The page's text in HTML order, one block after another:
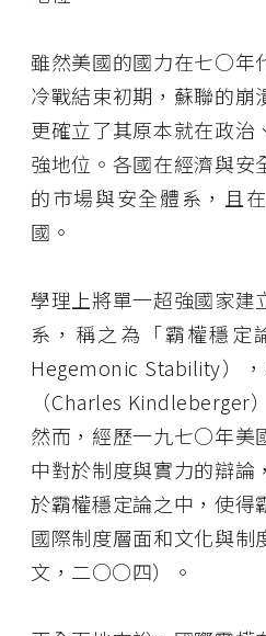
雖然美國的國力在七○年
冷戰結束初期，蘇聯的崩
更確立了其原本就在政治
強地位。各國在經濟與安
的市場與安全體系，且
國。
學理上將單一超強國家建
系，稱之為「霸權穩定
Hegemonic Stability）
（Charles Kindleberger
然而，經歷一九七○年美
中對於制度與實力的辯論
於霸權穩定論之中，使得
國際制度層面和文化與制
文，二○○四）。